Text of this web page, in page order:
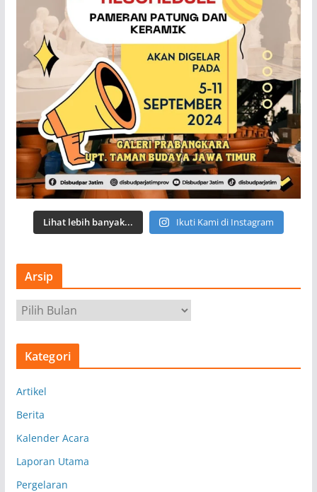
Lihat lebih banyak... Ikuti Kami di Instagram
Arsip
r
s
Kategori
Artikel
Berita
Kalender Acara
Laporan Utama
Pergelaran